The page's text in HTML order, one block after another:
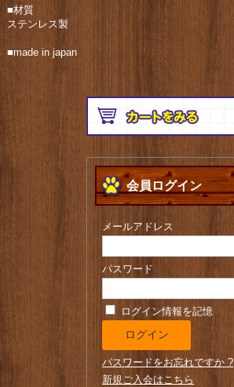
■材質
ステンレス製
■made in japan
会員ログイン
メールアドレス
パスワード
ログイン情報を記憶
パスワードをお忘れですか ?
新規ご入会はこちら